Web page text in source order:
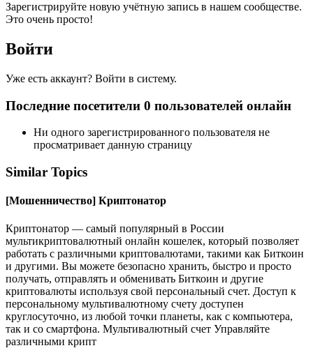
Зарегистрируйте новую учётную запись в нашем сообществе.
Это очень просто!
Войти
Уже есть аккаунт? Войти в систему.
Последние посетители 0 пользователей онлайн
Ни одного зарегистрированного пользователя не
просматривает данную страницу
Similar Topics
[Мошенничество] Криптонатор
Криптонатор — самый популярный в России
мультикриптовалютный онлайн кошелек, который позволяет
работать с различными криптовалютами, такими как Биткоин
и другими. Вы можете безопасно хранить, быстро и просто
получать, отправлять и обменивать Биткоин и другие
криптовалюты используя свой персональный счет. Доступ к
персональному мультивалютному счету доступен
круглосуточно, из любой точки планеты, как с компьютера,
так и со смартфона. Мультивалютный счет Управляйте
различными крипт